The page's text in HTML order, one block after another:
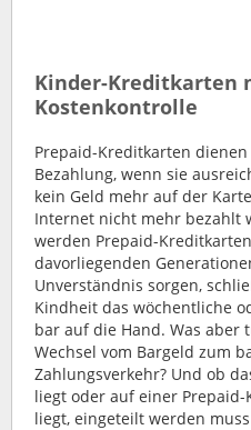
Kinder-Kreditkarten
Kostenkontrolle
Prepaid-Kreditkarten
Bezahlung, wenn sie
kein Geld mehr auf der
Internet nicht mehr bezahlt
werden Prepaid-
davorliegenden
Unverständnis sorgen,
Kindheit das wöchentliche
bar auf die Hand. Was aber
Wechsel vom Bargeld zum
Zahlungsverkehr? Und ob
liegt oder auf einer
liegt, eingeteilt werden